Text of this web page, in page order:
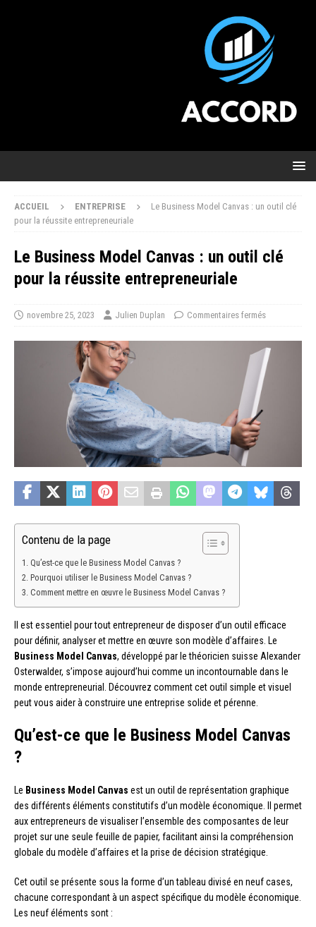
ACCUEIL ENTREPRISE
Le Business Model Canvas : un outil clé
pour la réussite entrepreneuriale
Le Business Model Canvas : un outil clé
pour la réussite entrepreneuriale
novembre 25, 2023 Julien Duplan Commentaires fermés
Contenu de la page
Qu’est-ce que le Business Model Canvas ?
Pourquoi utiliser le Business Model Canvas ?
Comment mettre en œuvre le Business Model Canvas ?
Il est essentiel pour tout entrepreneur de disposer d’un outil efficace
pour définir, analyser et mettre en œuvre son modèle d’affaires. Le
Business Model Canvas, développé par le théoricien suisse Alexander
Osterwalder, s’impose aujourd’hui comme un incontournable dans le
monde entrepreneurial. Découvrez comment cet outil simple et visuel
peut vous aider à construire une entreprise solide et pérenne.
Qu’est-ce que le Business Model Canvas
?
Le Business Model Canvas est un outil de représentation graphique
des différents éléments constitutifs d’un modèle économique. Il permet
aux entrepreneurs de visualiser l’ensemble des composantes de leur
projet sur une seule feuille de papier, facilitant ainsi la compréhension
globale du modèle d’affaires et la prise de décision stratégique.
Cet outil se présente sous la forme d’un tableau divisé en neuf cases,
chacune correspondant à un aspect spécifique du modèle économique.
Les neuf éléments sont :